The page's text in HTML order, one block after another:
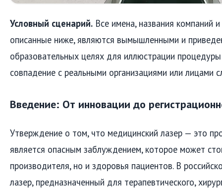
Условный сценарий. Все имена, названия компаний
описанные ниже, являются вымышленными и
образовательных целях для иллюстрации
совпадение с реальными организациями или лицами
Введение: От инновации до
Утверждение о том, что медицинский лазер — это
является опасным заблуждением, которое может
производителя, но и здоровья пациентов. В
лазер, предназначенный для терапевтического,